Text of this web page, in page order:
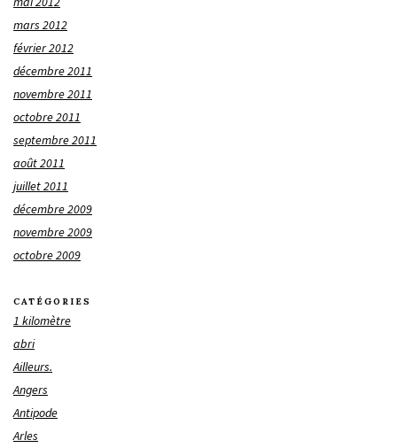
mars 2012
février 2012
décembre 2011
novembre 2011
octobre 2011
septembre 2011
août 2011
juillet 2011
décembre 2009
novembre 2009
octobre 2009
CATÉGORIES
1 kilomètre
abri
Ailleurs.
Angers
Antipode
Arles